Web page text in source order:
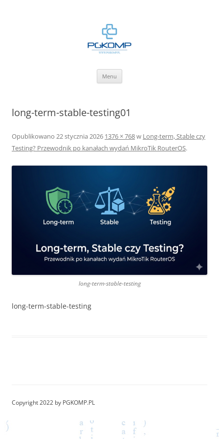
Menu
long-term-stable-testing01
Opublikowano 22 stycznia 2026 1376 × 768w Long-term, Stable czy
Testing? Przewodnik po kanałach wydań MikroTik RouterOS.
long-term-stable-testing
long-term-stable-testing
Copyright 2022 by PGKOMP.PL